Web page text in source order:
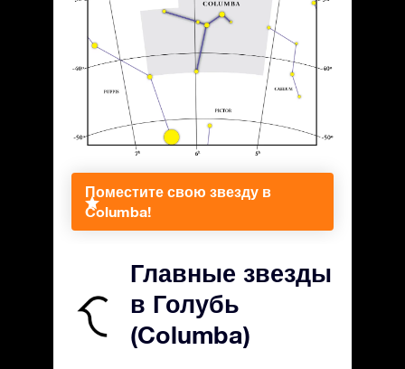
Поместите свою звезду в
Columba!
Главные звезды
в Голубь
(Columba)